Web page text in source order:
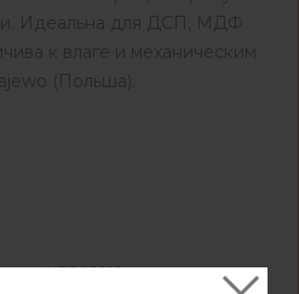
Идеальна для ДСП, МДФ
к влаге и механическим
(Польша).
ЦБ005016